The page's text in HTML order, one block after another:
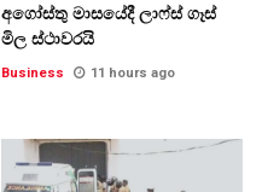
අගෝස්තු මාසයේදී ලාෆ්ස් ගෑස්
මිල ස්ථාවරයි
Business 11 hours ago